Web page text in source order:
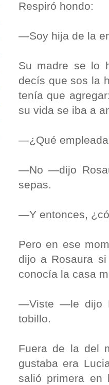
Respiró hondo:
—Soy hija de la
Su madre se lo
decís que sos la
tenía que
su vida se iba a
—¿Qué
—No —dijo
sepas.
—Y entonces,
Pero en ese
dijo a Rosaura
conocía la casa
—Viste —le dijo
tobillo.
Fuera de la del
gustaba era
salió primera en